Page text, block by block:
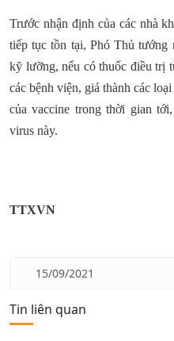
Trước nhận định của các nhà
tiếp tục tồn tại, Phó Thủ tướng
kỹ lưỡng, nếu có thuốc điều trị
các bệnh viện, giá thành các
của vaccine trong thời gian
virus này.
TTXVN
15/09/2021
Tin liên quan